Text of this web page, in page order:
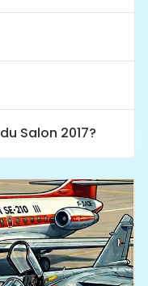
Salon 2017?